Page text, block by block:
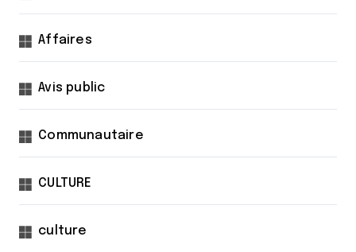
Affaires
Avis public
Communautaire
CULTURE
culture